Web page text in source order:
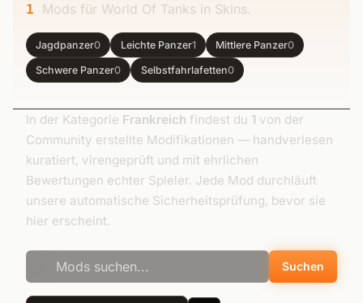
1 Mods für World Of Tanks in Skins.
Jagdpanzer0 Leichte Panzer1 Mittlere Panzer0
Schwere Panzer0 Selbstfahrlafetten0
In der Kategorie Frankreich findest du 1 von der
Community erstellte Modifikationen — handverlesen
kuratiert, virengeprüft und mit ehrlichen
Bewertungen echter Spieler. Jede Mod durchläuft
unsere automatische Sicherheitsprüfung, bevor sie
hier erscheint.
Suchen